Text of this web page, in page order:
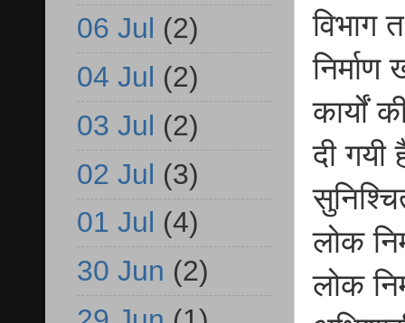
विभाग
कार्यों
दी गयी
लोक
लोक
06 Jul (2)
04 Jul (2)
03 Jul (2)
02 Jul (3)
01 Jul (4)
30 Jun (2)